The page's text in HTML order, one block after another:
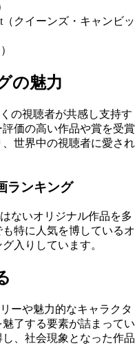
（クイーンズ・キャンビッ
の魅力
の視聴者が共感し支持す
価の高い作品や賞を受賞
世界中の視聴者に愛され
ランキング
ないオリジナル作品を多
特に人気を博しているオ
入りしています。
ーや魅力的なキャラクタ
了する要素が詰まってい
、社会現象となった作品